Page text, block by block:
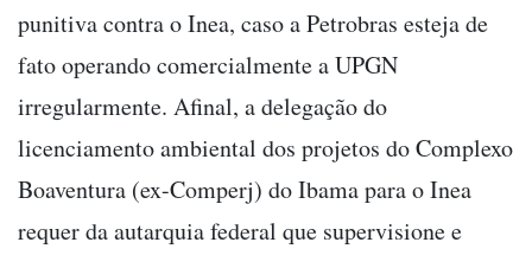
punitiva contra o Inea, caso a Petrobras esteja de
fato operando comercialmente a UPGN
irregularmente. Afinal, a delegação do
licenciamento ambiental dos projetos do Complexo
Boaventura (ex-Comperj) do Ibama para o Inea
requer da autarquia federal que supervisione e